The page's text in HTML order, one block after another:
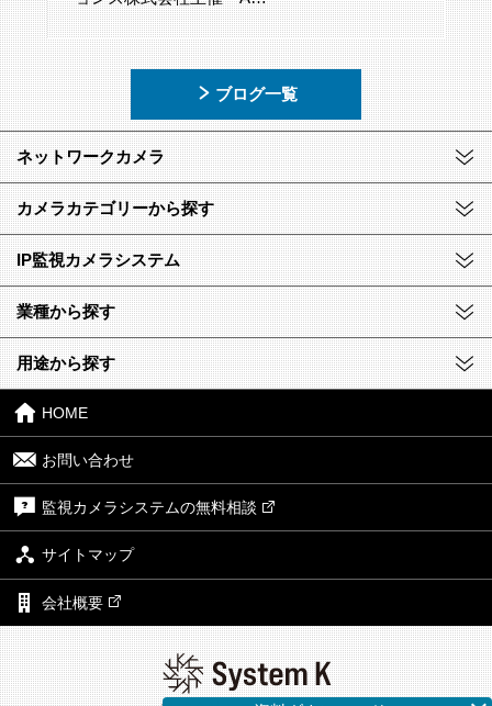
ブログ一覧
ネットワークカメラ
カメラカテゴリーから探す
IP監視カメラシステム
業種から探す
用途から探す
HOME
お問い合わせ
監視カメラシステムの無料相談
サイトマップ
会社概要